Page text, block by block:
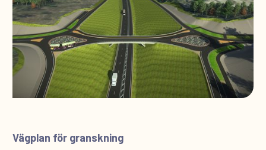
Vägplan för granskning